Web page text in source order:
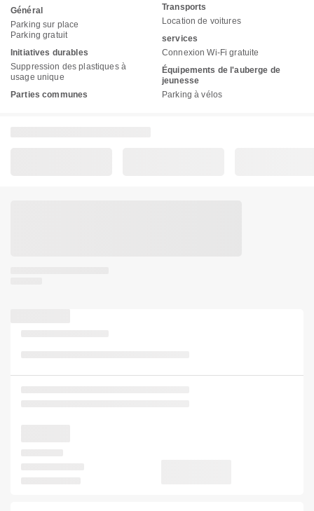
Général
Parking sur place
Parking gratuit
Initiatives durables
Suppression des plastiques à
usage unique
Parties communes
Transports
Location de voitures
services
Connexion Wi-Fi gratuite
Équipements de l'auberge de
jeunesse
Parking à vélos